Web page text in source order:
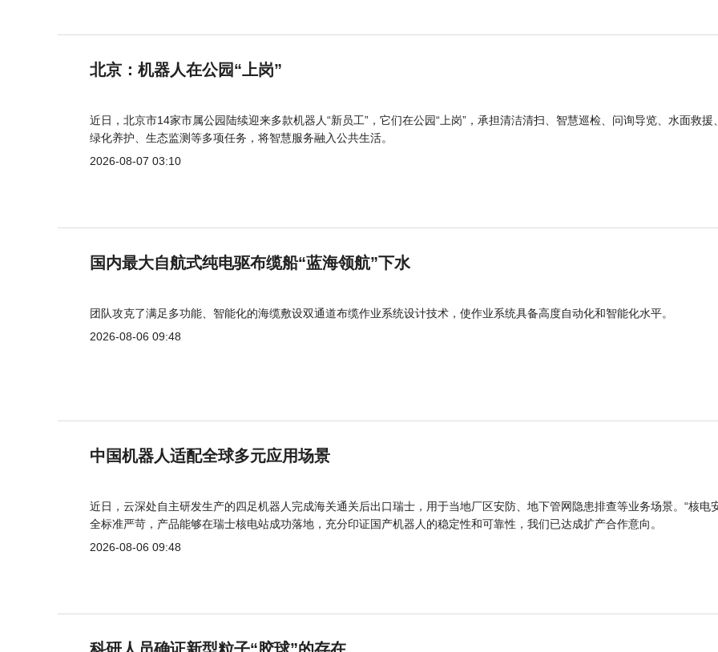
北京：机器人在公园“上岗”
近日，北京市14家市属公园陆续迎来多款机器人“新员工”，它们在公园“上岗”，承担清洁清扫、智慧巡检、问询导览、水面救援
绿化养护、生态监测等多项任务，将智慧服务融入公共生活。
2026-08-07 03:10
国内最大自航式纯电驱布缆船“蓝海领航”下水
团队攻克了满足多功能、智能化的海缆敷设双通道布缆作业系统设计技术，使作业系统具备高度自动化和智能化水平。
2026-08-06 09:48
中国机器人适配全球多元应用场景
近日，云深处自主研发生产的四足机器人完成海关通关后出口瑞士，用于当地厂区安防、地下管网隐患排查等业务场景。“核电
全标准严苛，产品能够在瑞士核电站成功落地，充分印证国产机器人的稳定性和可靠性，我们已达成扩产合作意向。
2026-08-06 09:48